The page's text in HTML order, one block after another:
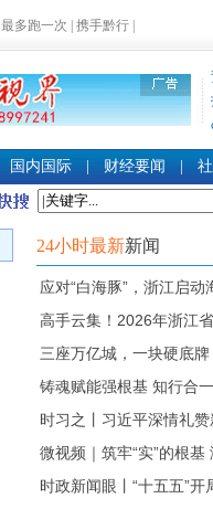
最多跑一次 携手黔行
国内国际 财经要闻
24小时最新新闻
应对“白海豚”，浙江启动
高手云集！2026年浙江
三座万亿城，一块硬底牌
铸魂赋能强根基 知行合
时习之丨习近平深情礼
微视频｜筑牢“实”的根基
时政新闻眼丨“十五五”开